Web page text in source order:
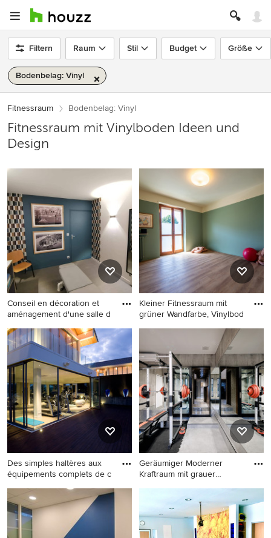
Filtern Raum Stil Budget Größe
Bodenbelag: Vinyl
Fitnessraum Bodenbelag: Vinyl
Fitnessraum mit Vinylboden Ideen und
Design
Conseil en décoration et
aménagement d'une salle d
Multifunktionaler,
Mittelgroßer Uriger
Fitnessraum mit blauer
Wandfarbe, Vinylboden und
grauem Boden in Rennes
Kleiner Fitnessraum mit
grüner Wandfarbe, Vinylbod
Kleiner Fitnessraum mit
grüner Wandfarbe,
Vinylboden und braunem
Boden in Turin
Des simples haltères aux
équipements complets de c
Multifunktionaler, Großer
Fitnessraum mit Vinylboden
und beigem Boden in
Sonstige
Geräumiger Moderner
Kraftraum mit grauer
Geräumiger Moderner
Kraftraum mit grauer
Wandfarbe, Vinylboden und
grauem Boden in Kobe